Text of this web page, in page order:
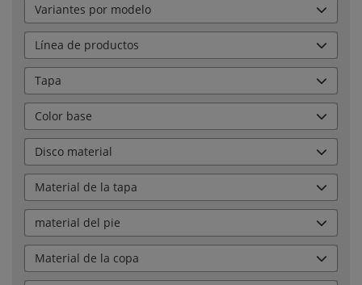
Variantes por modelo
Línea de productos
Tapa
Color base
Disco material
Material de la tapa
material del pie
Material de la copa